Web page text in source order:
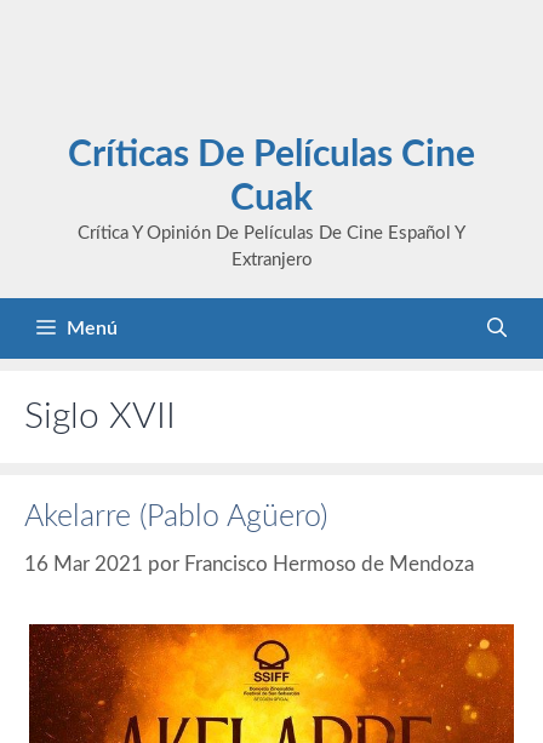
Críticas De Películas Cine
Cuak
Crítica Y Opinión De Películas De Cine Español Y
Extranjero
Menú
Siglo XVII
Akelarre (Pablo Agüero)
16 Mar 2021 por Francisco Hermoso de Mendoza